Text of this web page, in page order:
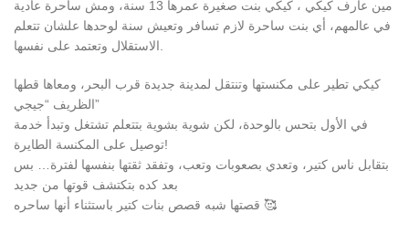
مين عارف كيكي ، كيكي بنت صغيرة عمرها 13 سنة، ومش ساحرة عادية
في عالمهم، أي بنت ساحرة لازم تسافر وتعيش سنة لوحدها علشان تتعلم
الاستقلال وتعتمد على نفسها.
كيكي تطير على مكنستها وتنتقل لمدينة جديدة قرب البحر، ومعاها قطها
الظريف “جيجي”
في الأول بتحس بالوحدة، لكن شوية بشوية بتتعلم تشتغل وتبدأ خدمة
توصيل على المكنسة الطايرة!
بتقابل ناس كتير، وتعدي بصعوبات وتعب، وتفقد ثقتها بنفسها لفترة… بس
بعد كده بتكتشف قوتها من جديد
قصتها شبه قصص بنات كتير باستثناء أنها ساحره 🥰